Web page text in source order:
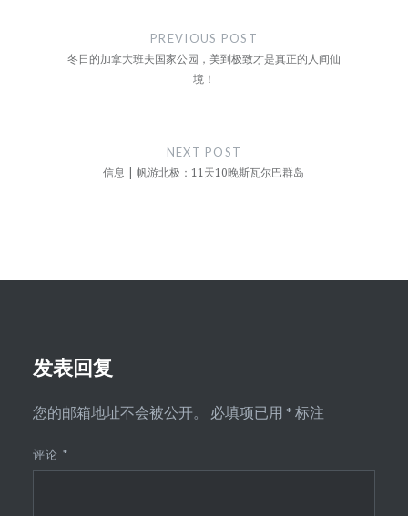
PREVIOUS POST
冬日的加拿大班夫国家公园，美到极致才是真正的人间仙
境！
NEXT POST
信息 | 帆游北极：11天10晚斯瓦尔巴群岛
发表回复
您的邮箱地址不会被公开。 必填项已用 * 标注
评论 *